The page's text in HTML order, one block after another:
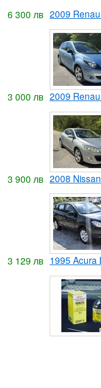
6 300 лв 2009
3 000 лв 2009
3 900 лв 2008
3 129 лв 1995 Acura